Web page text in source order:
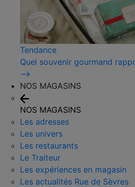
Tendance
Quel souvenir gourmand
⟶
NOS MAGASINS
NOS MAGASINS
Les adresses
Les univers
Les restaurants
Le Traiteur
Les expériences en magasin
Les actualités Rue de Sèvres